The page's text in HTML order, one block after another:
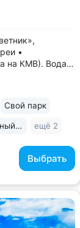
•
на КМВ). Вода
ванны
Выбрать
Свой парк
Тренажерный зал ещё 2